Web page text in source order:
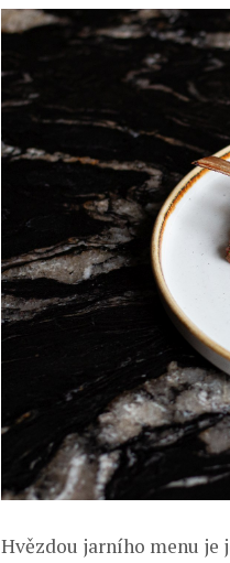
Hvězdou jarního menu